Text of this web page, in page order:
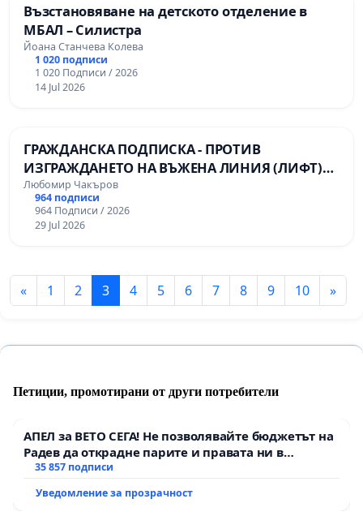
Възстановяване на детското отделение в
МБАЛ – Силистра
Йоана Станчева Колева
1 020 подписи
1 020 Подписи / 2026
14 Jul 2026
ГРАЖДАНСКА ПОДПИСКА - ПРОТИВ
ИЗГРАЖДАНЕТО НА ВЪЖЕНА ЛИНИЯ (ЛИФТ)
НА ТЕРИТОРИЯТА НА ПРИРОДНА
ЗАБЕЛЕЖИТЕЛНОСТ „ХЪЛМ НА
ОСВОБОДИТЕЛИТЕ“ (БУНАРДЖИК)
Любомир Чакъров
964 подписи
964 Подписи / 2026
29 Jul 2026
« 1 2 3 4 5 6 7 8 9 10 »
Петиции, промотирани от други потребители
АПЕЛ за ВЕТО СЕГА! Не позволявайте бюджетът на
Радев да открадне парите и правата ни в
тъмното
35 857 подписи
Уведомление за прозрачност